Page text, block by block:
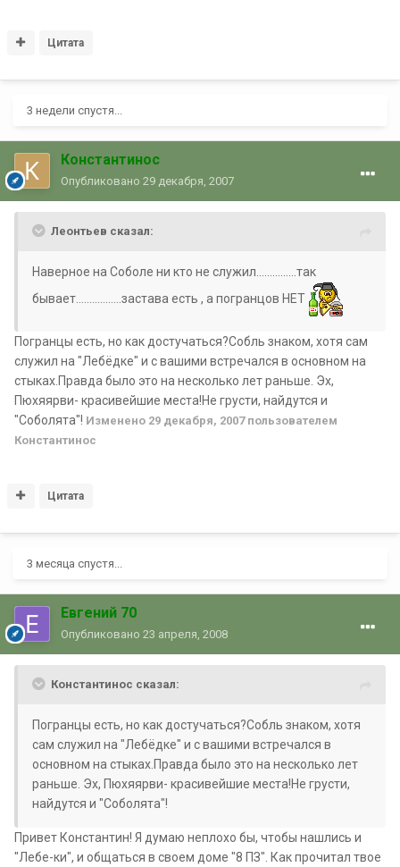
Цитата
3 недели спустя...
Константинос
Опубликовано 29 декабря, 2007
Леонтьев сказал:
Наверное на Соболе ни кто не служил...............так
бывает.................застава есть , а погранцов НЕТ
Погранцы есть, но как достучаться?Собль знаком, хотя сам
служил на "Лебёдке" и с вашими встречался в основном на
стыках.Правда было это на несколько лет раньше. Эх,
Пюхяярви- красивейшие места!Не грусти, найдутся и
"Соболята"! Изменено 29 декабря, 2007пользователем
Константинос
Цитата
3 месяца спустя...
Евгений 70
Опубликовано 23 апреля, 2008
Константинос сказал:
Погранцы есть, но как достучаться?Собль знаком, хотя
сам служил на "Лебёдке" и с вашими встречался в
основном на стыках.Правда было это на несколько лет
раньше. Эх, Пюхяярви- красивейшие места!Не грусти,
найдутся и "Соболята"!
Привет Константин! Я думаю неплохо бы, чтобы нашлись и
"Лебе-ки", и общаться в своем доме "8 ПЗ". Как прочитал твое